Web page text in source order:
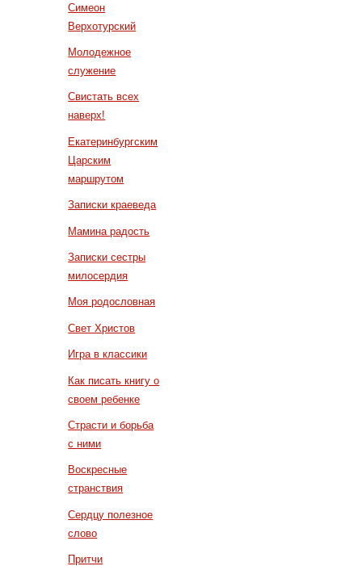
Симеон
Верхотурский
Молодежное
служение
Свистать всех
наверх!
Екатеринбургским
Царским
маршрутом
Записки краеведа
Мамина радость
Записки сестры
милосердия
Моя родословная
Свет Христов
Игра в классики
Как писать книгу о
своем ребенке
Страсти и борьба
с ними
Воскресные
странствия
Сердцу полезное
слово
Притчи